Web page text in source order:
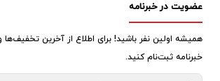
عضویت در خبرنامه
همیشه اولین نفر باشید! برای اطلاع از آخرین تخفیف‌ها
خبرنامه ثبت‌نام کنید.